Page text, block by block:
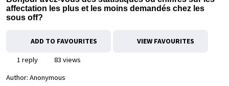
affectation les plus et les moins demandés chez les
sous off?
ADD TO FAVOURITES VIEW FAVOURITES
1 reply
83 views
Author: Anonymous